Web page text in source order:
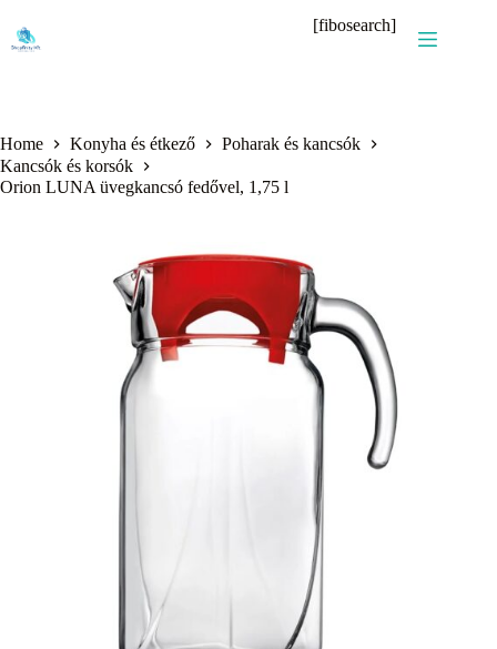
content
[fibosearch]
Home Konyha és étkező
Poharak és kancsók
Kancsók és korsók
Orion LUNA üvegkancsó fedővel, 1,75 l